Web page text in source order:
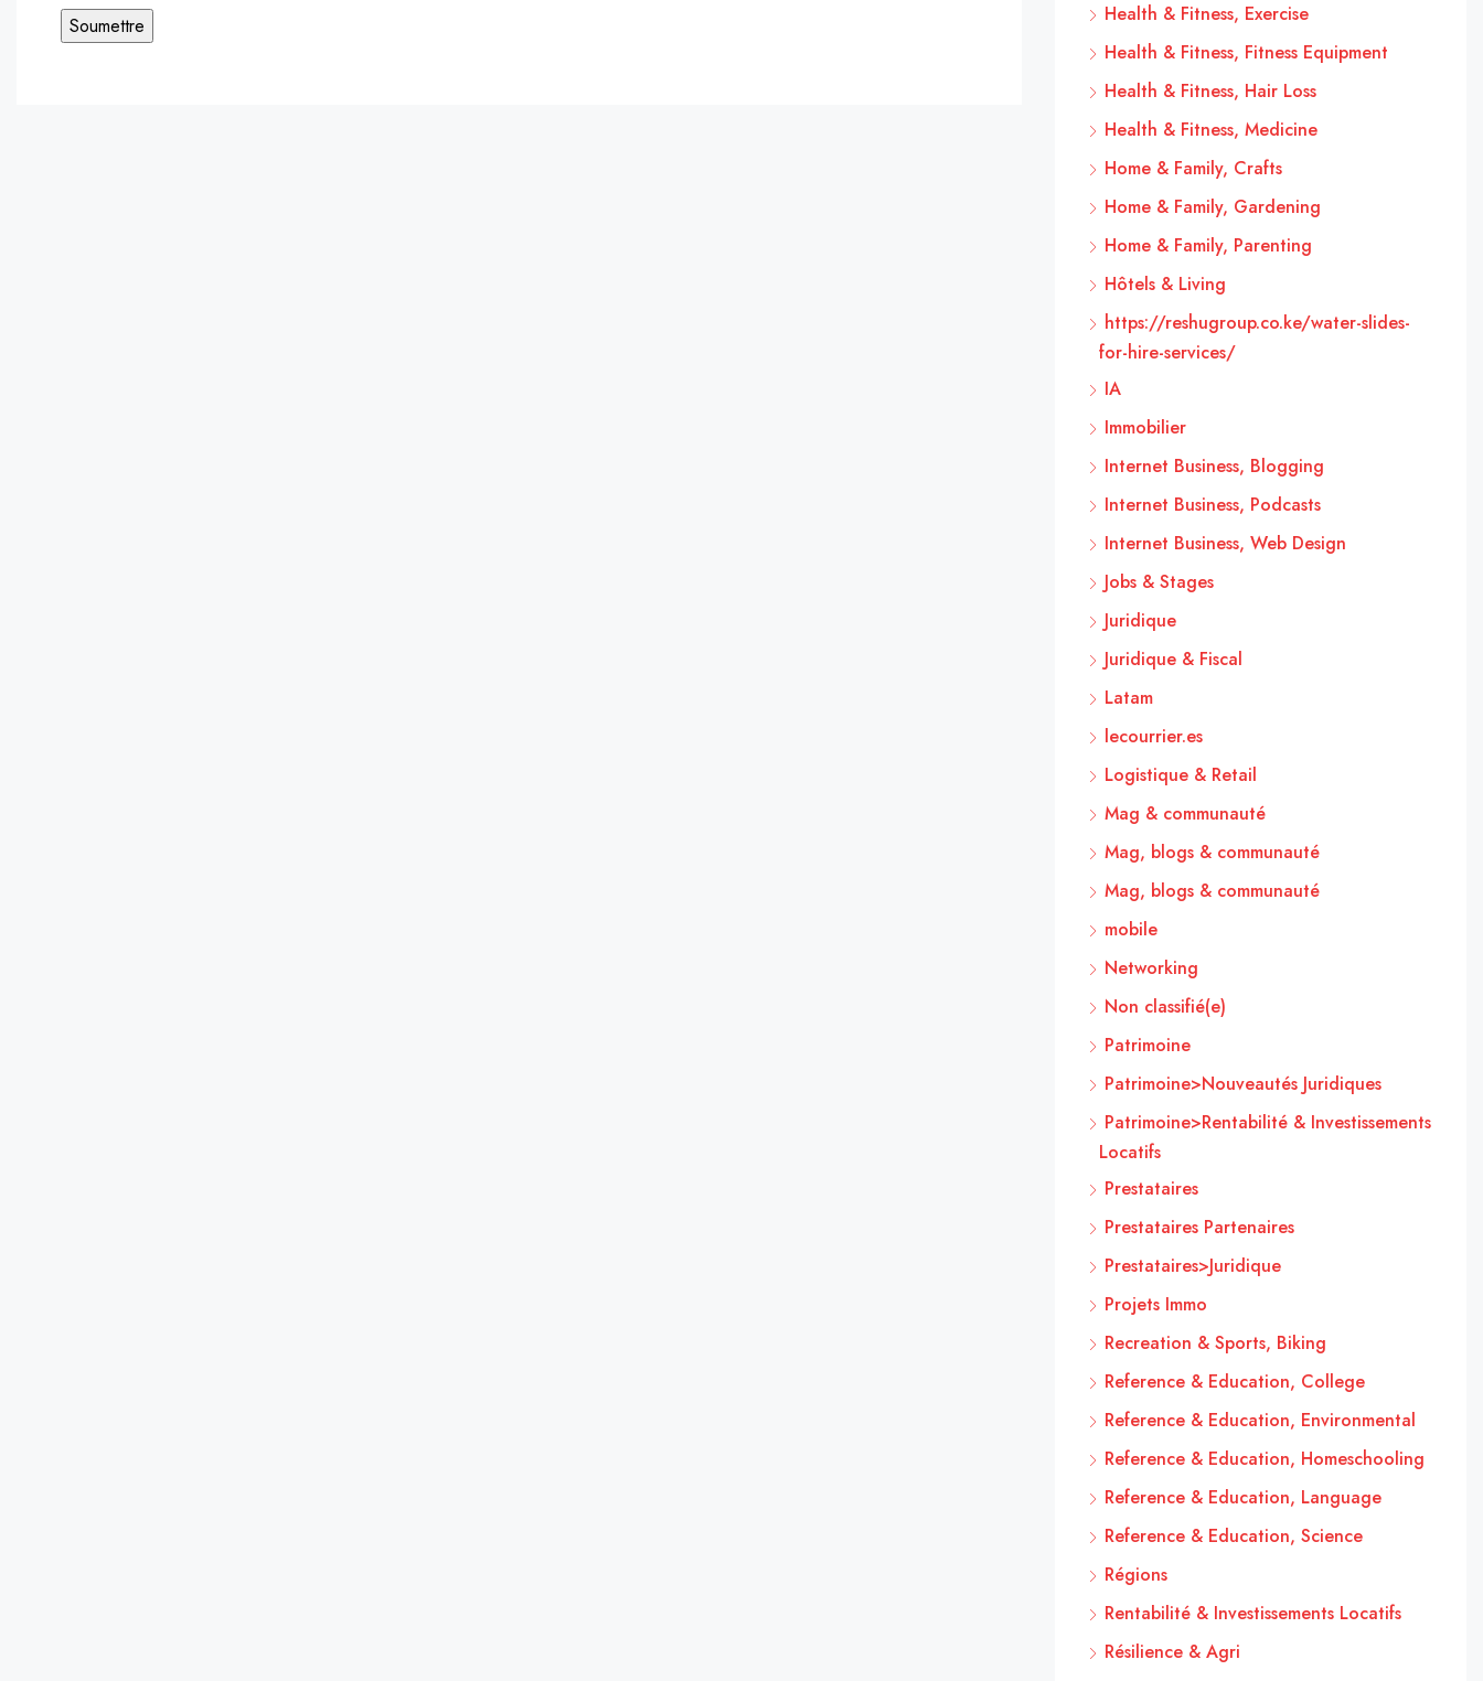
Health & Fitness, Exercise
Health & Fitness, Fitness Equipment
Health & Fitness, Hair Loss
Health & Fitness, Medicine
Home & Family, Crafts
Home & Family, Gardening
Home & Family, Parenting
Hôtels & Living
https://reshugroup.co.ke/water-slides-
for-hire-services/
IA
Immobilier
Internet Business, Blogging
Internet Business, Podcasts
Internet Business, Web Design
Jobs & Stages
Juridique
Juridique & Fiscal
Latam
lecourrier.es
Logistique & Retail
Mag & communauté
Mag, blogs & communauté
Mag, blogs & communauté
mobile
Networking
Non classifié(e)
Patrimoine
Patrimoine>Nouveautés Juridiques
Patrimoine>Rentabilité & Investissements
Locatifs
Prestataires
Prestataires Partenaires
Prestataires>Juridique
Projets Immo
Recreation & Sports, Biking
Reference & Education, College
Reference & Education, Environmental
Reference & Education, Homeschooling
Reference & Education, Language
Reference & Education, Science
Régions
Rentabilité & Investissements Locatifs
Résilience & Agri